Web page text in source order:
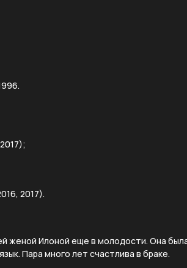
2017).
женой Илоной еще в молодости. Она
Пара много лет счастлива в браке.